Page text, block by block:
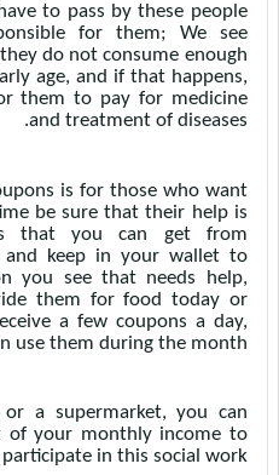
to pass by these people
for them; We see
do not consume enough
age, and if that happens,
them to pay for medicine
and treatment of diseases.
is for those who want
be sure that their help is
that you can get from
and keep in your wallet to
you see that needs help,
them for food today or
a few coupons a day,
use them during the month.
a supermarket, you can
of your monthly income to
in this social work.